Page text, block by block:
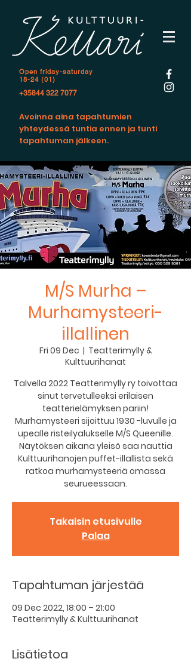
Open friday-saturday
18-24 (01)
+35844 322 7077
Avoinna aina tapahtumien
yhteydessä tuntia ennen ja tunti
tapahtuman jälkeen.
M/S Murha –
Murhamysteeri-
illallinen
Fri 09 Dec
  |
Teatterimylly &
Kulttuurihanat
Talvella 2022 Teatterimylly ry toivottaa
sinut tervetulleeksi erilaisen
teatterielämyksen pariin!
Murhamysteeri sijoittuu 1930 -luvulle ja
upealle risteilyalukselle M/S Queenille.
Näytöksen aikana yleisö saa nauttia
Kulttuurihanojen puffet-illallista sekä
ratkoa murhamysteeriä omassa
Takaisin etusivulle
Palaa
Tapahtuman järjestää
09 Dec 2022, 18:00 – 21:00
Teatterimylly & Kulttuurihanat
Lisätietoa